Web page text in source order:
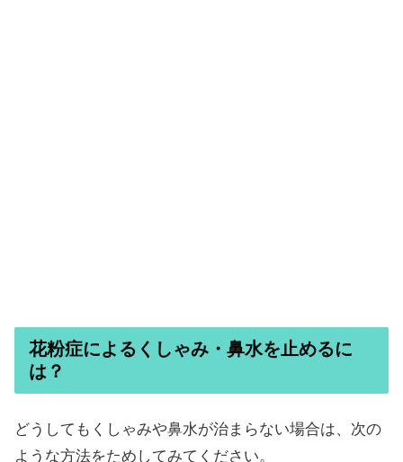
花粉症によるくしゃみ・鼻水を止めるに
は？
どうしてもくしゃみや鼻水が治まらない場合は、次の
ような方法をためしてみてください。